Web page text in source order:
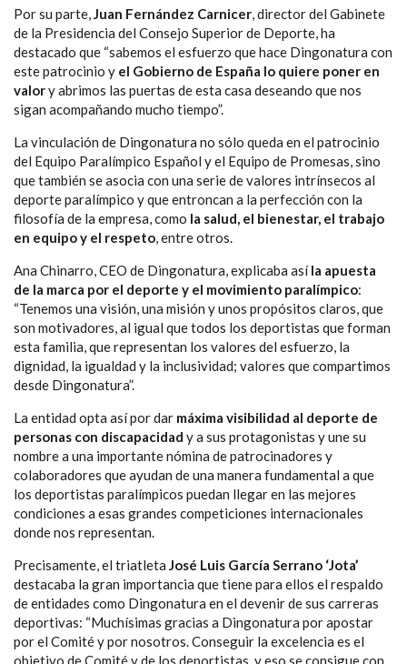
Por su parte,Juan Fernández Carnicer, director del Gabinete
de la Presidencia del Consejo Superior de Deporte, ha
destacado que “sabemos el esfuerzo que hace Dingonatura con
este patrocinio y el Gobierno de España lo quiere poner en
valory abrimos las puertas de esta casa deseando que nos
sigan acompañando mucho tiempo”.
La vinculación de Dingonatura no sólo queda en el patrocinio
del Equipo Paralímpico Español y el Equipo de Promesas, sino
que también se asocia con una serie de valores intrínsecos al
deporte paralímpico y que entroncan a la perfección con la
filosofía de la empresa, como la salud, el bienestar, el trabajo
en equipo y el respeto, entre otros.
Ana Chinarro, CEO de Dingonatura, explicaba asíla apuesta
de la marca por el deporte y el movimiento paralímpico:
“Tenemos una visión, una misión y unos propósitos claros, que
son motivadores, al igual que todos los deportistas que forman
esta familia, que representan los valores del esfuerzo, la
dignidad, la igualdad y la inclusividad; valores que compartimos
desde Dingonatura”.
La entidad opta así por dar máxima visibilidad al deporte de
personas con discapacidad y a sus protagonistas y une su
nombre a una importante nómina de patrocinadores y
colaboradores que ayudan de una manera fundamental a que
los deportistas paralímpicos puedan llegar en las mejores
condiciones a esas grandes competiciones internacionales
donde nos representan.
Precisamente, el triatleta José Luis García Serrano ‘Jota’
destacaba la gran importancia que tiene para ellos el respaldo
de entidades como Dingonatura en el devenir de sus carreras
deportivas: “Muchísimas gracias a Dingonatura por apostar
por el Comité y por nosotros. Conseguir la excelencia es el
objetivo de Comité y de los deportistas, y eso se consigue con